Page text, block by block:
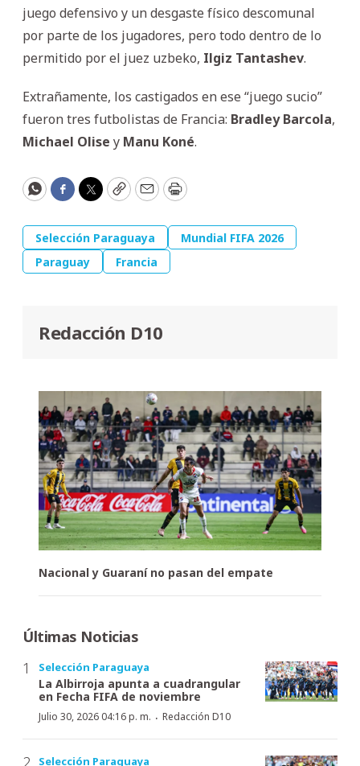
juego defensivo y un desgaste físico descomunal
por parte de los jugadores, pero todo dentro de lo
permitido por el juez uzbeko, Ilgiz Tantashev.
Extrañamente, los castigados en ese “juego sucio”
fueron tres futbolistas de Francia: Bradley Barcola,
Michael Olise y Manu Koné.
WhatsApp
Facebook
Twitter
CopyEmailPrint
Selección Paraguaya
Mundial FIFA 2026
Paraguay
Francia
Redacción D10
Nacional y Guaraní no pasan del empate
Últimas Noticias
Selección Paraguaya
La Albirroja apunta a cuadrangular
en Fecha FIFA de noviembre
Julio 30, 2026 04:16 p. m. · Redacción D10
Selección Paraguaya